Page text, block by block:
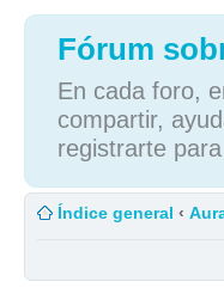
Fórum
En cada foro,
compartir,
registrarte
Índice general ‹